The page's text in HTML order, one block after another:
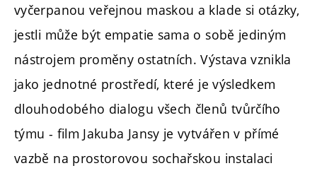
vyčerpanou veřejnou maskou a klade si otázky,
jestli může být empatie sama o sobě jediným
nástrojem proměny ostatních. Výstava vznikla
jako jednotné prostředí, které je výsledkem
dlouhodobého dialogu všech členů tvůrčího
týmu - film Jakuba Jansy je vytvářen v přímé
vazbě na prostorovou sochařskou instalaci